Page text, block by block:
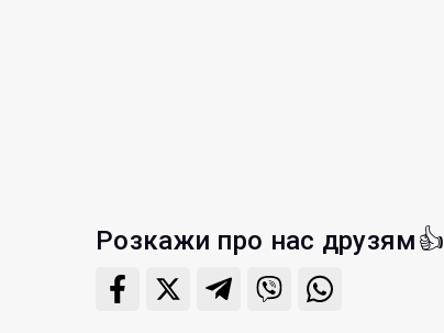
Розкажи про нас друзям👍